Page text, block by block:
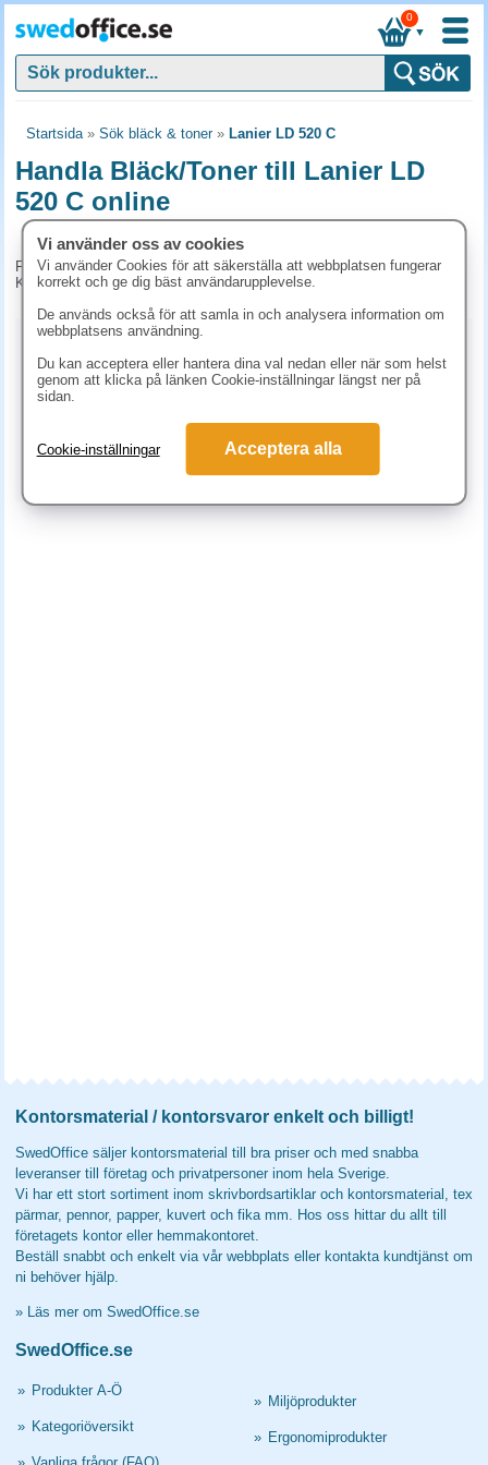
▼
0
Startsida» Sök bläck & toner» Lanier LD 520 C
Handla Bläck/Toner till Lanier LD
520 C online
För tillfället har vi inga produkter kopplade till denna maskin.
Kontakta kundtjänst på tel. 08-24 50 55 för mer information.
Vitt papper Färgat papper Premiumpapper
Laserark och BG-talonger
Kontorsmaterial / kontorsvaror enkelt och billigt!
SwedOffice säljer kontorsmaterial till bra priser och med snabba
leveranser till företag och privatpersoner inom hela Sverige.
Vi har ett stort sortiment inom skrivbordsartiklar och kontorsmaterial, tex
pärmar, pennor, papper, kuvert och fika mm. Hos oss hittar du allt till
företagets kontor eller hemmakontoret.
Beställ snabbt och enkelt via vår webbplats eller kontakta kundtjänst om
ni behöver hjälp.
» Läs mer om SwedOffice.se
SwedOffice.se
» Produkter A-Ö
» Kategoriöversikt
» Miljöprodukter
» Ergonomiprodukter
Vi använder oss av cookies
Vi använder Cookies för att säkerställa att webbplatsen fungerar
korrekt och ge dig bäst användarupplevelse.
De används också för att samla in och analysera information om
webbplatsens användning.
Du kan acceptera eller hantera dina val nedan eller när som helst
genom att klicka på länken Cookie-inställningar längst ner på
sidan.
Cookie-inställningar Acceptera alla